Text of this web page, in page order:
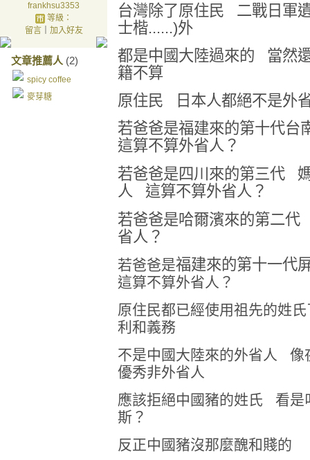
frankhsu3353
等級：
留言｜ 加入好友
文章推薦人 (2)
spicy coffee
麥芽糖
台灣除了原住民 二戰日軍
士楷......)外
都是中國大陸過來的 當然
籍不算
原住民 日本人都絕不是外
若爸爸是福建來的第十代
這算不算外省人？
若爸爸是四川來的第三代
人 這算不算外省人？
若爸爸是哈爾濱來的第二
省人？
若爸爸是福建來的第十一代
這算不算外省人？
原住民都已經使用祖先的姓
利和義務
不是中國大陸來的外省人
優秀非外省人
應該拒絕中國豬的姓氏 看
斯？
反正中國豬沒那麼醜和賤的